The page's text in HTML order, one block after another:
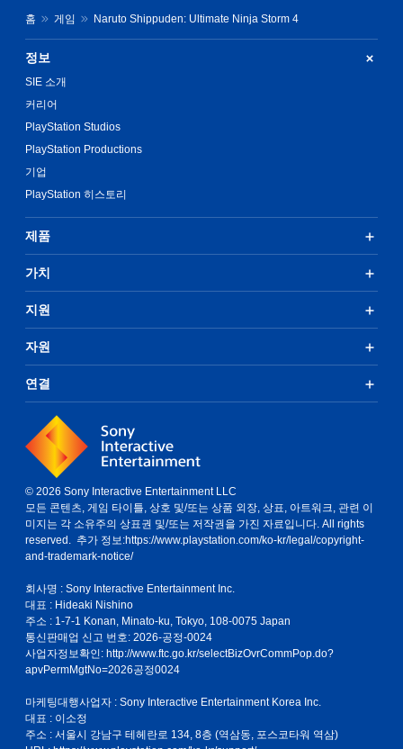
홈 게임 Naruto Shippuden: Ultimate Ninja Storm 4
정보
SIE 소개
커리어
PlayStation Studios
PlayStation Productions
기업
PlayStation 히스토리
제품
가치
지원
자원
연결
© 2026 Sony Interactive Entertainment LLC
모든 콘텐츠, 게임 타이틀, 상호 및/또는 상품 외장, 상표, 아트워크, 관련 이
미지는 각 소유주의 상표권 및/또는 저작권을 가진 자료입니다. All rights
reserved. 추가 정보:https://www.playstation.com/ko-kr/legal/copyright-
and-trademark-notice/
회사명 : Sony Interactive Entertainment Inc.
대표 : Hideaki Nishino
주소 : 1-7-1 Konan, Minato-ku, Tokyo, 108-0075 Japan
통신판매업 신고 번호: 2026-공정-0024
사업자정보확인: http://www.ftc.go.kr/selectBizOvrCommPop.do?
apvPermMgtNo=2026공정0024
마케팅대행사업자 : Sony Interactive Entertainment Korea Inc.
대표 : 이소정
주소 : 서울시 강남구 테헤란로 134, 8층 (역삼동, 포스코타워 역삼)